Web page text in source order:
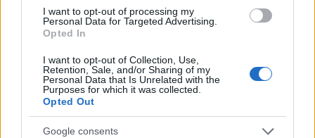
I want to opt-out of processing my
Personal Data for Targeted Advertising.
Opted In
I want to opt-out of Collection, Use,
Retention, Sale, and/or Sharing of my
Personal Data that Is Unrelated with the
Purposes for which it was collected.
Opted Out
Google consents
Oké, szóval a Lower Decks ötödik évad első részében
Tendi orioni kalózkollégái egy dalt énekelnek a
háttérben.
"We love to kill, we love ...
A kapitányi székbe ülhetünk az új